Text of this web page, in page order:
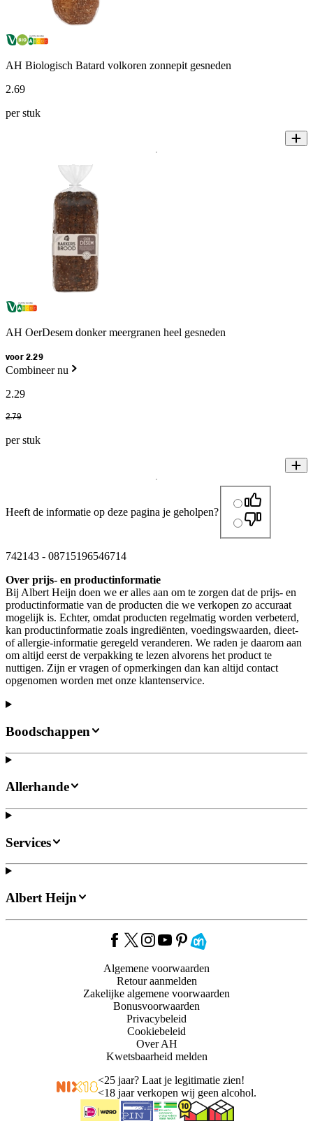
AH Biologisch Batard volkoren zonnepit gesneden
2.69
per stuk
AH OerDesem donker meergranen heel gesneden
voor 2.29
Combineer nu
2.29
2.79
per stuk
Heeft de informatie op deze pagina je geholpen?
742143 - 08715196546714
Over prijs- en productinformatie
Bij Albert Heijn doen we er alles aan om te zorgen dat de prijs- en
productinformatie van de producten die we verkopen zo accuraat
mogelijk is. Echter, omdat producten regelmatig worden verbeterd,
kan productinformatie zoals ingrediënten, voedingswaarden, dieet-
of allergie-informatie geregeld veranderen. We raden je daarom aan
om altijd eerst de verpakking te lezen alvorens het product te
nuttigen. Zijn er vragen of opmerkingen dan kan altijd contact
opgenomen worden met onze klantenservice.
Boodschappen
Allerhande
Services
Albert Heijn
Algemene voorwaarden
Retour aanmelden
Zakelijke algemene voorwaarden
Bonusvoorwaarden
Privacybeleid
Cookiebeleid
Over AH
Kwetsbaarheid melden
<25 jaar? Laat je legitimatie zien!
<18 jaar verkopen wij geen alcohol.